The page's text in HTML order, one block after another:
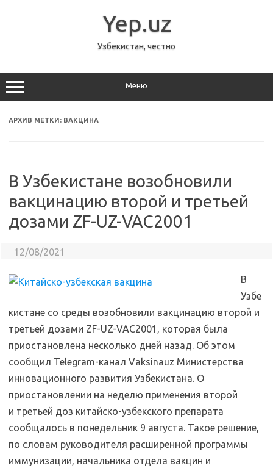
Yep.uz
Узбекистан, честно
Меню
АРХИВ МЕТКИ: ВАКЦИНА
В Узбекистане возобновили
вакцинацию второй и третьей
дозами ZF-UZ-VAC2001
12/08/2021
В
Узбе
кистане со среды возобновили вакцинацию второй и
третьей дозами ZF-UZ-VAC2001, которая была
приостановлена несколько дней назад. Об этом
сообщил Telegram-канал Vaksinauz Министерства
инновационного развития Узбекистана. О
приостановлении на неделю применения второй
и третьей доз китайско-узбекского препарата
сообщалось в понедельник 9 августа. Такое решение,
по словам руководителя расширенной программы
иммунизации, начальника отдела вакцин и